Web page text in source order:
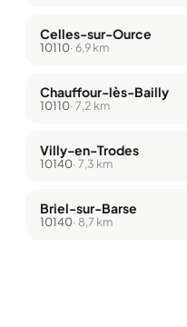
Celles-sur-Ource
10110· 6,9 km
Chauffour-lès-Bailly
10110· 7,2 km
Villy-en-Trodes
10140· 7,3 km
Briel-sur-Barse
10140· 8,7 km